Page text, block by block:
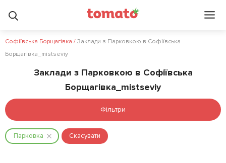
Софіївська Борщагівка / Заклади з Парковкою в Софіївська
Борщагівка_mistseviy
Заклади з Парковкою в Софіївська
Борщагівка_mistseviy
Фільтри
Парковка Скасувати